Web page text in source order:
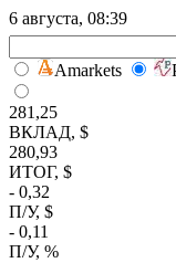
6 августа, 08:39
Amarkets
281,25
ВКЛАД, $
280,93
ИТОГ, $
- 0,32
П/У, $
- 0,11
П/У, %